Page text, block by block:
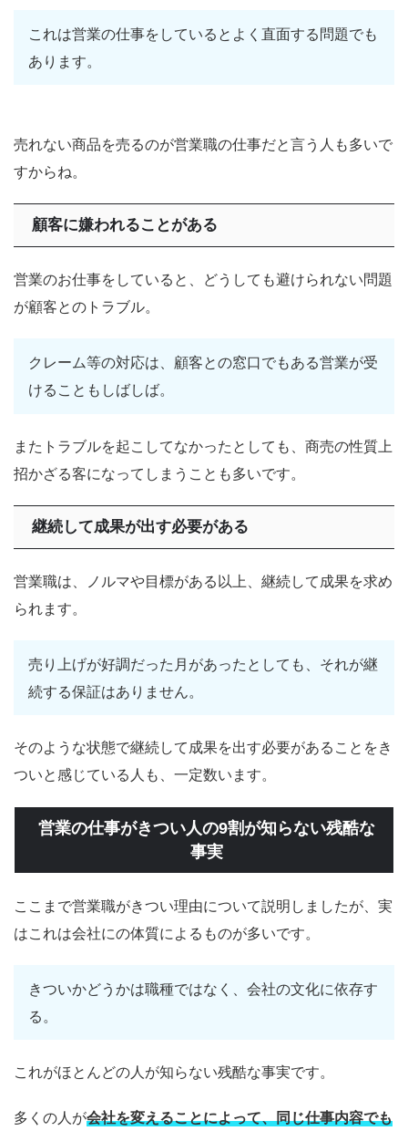
これは営業の仕事をしているとよく直面する問題でも
あります。
売れない商品を売るのが営業職の仕事だと言う人も多いで
すからね。
顧客に嫌われることがある
営業のお仕事をしていると、どうしても避けられない問題
が顧客とのトラブル。
クレーム等の対応は、顧客との窓口でもある営業が受
けることもしばしば。
またトラブルを起こしてなかったとしても、商売の性質上
招かざる客になってしまうことも多いです。
継続して成果が出す必要がある
営業職は、ノルマや目標がある以上、継続して成果を求め
られます。
売り上げが好調だった月があったとしても、それが継
続する保証はありません。
そのような状態で継続して成果を出す必要があることをき
ついと感じている人も、一定数います。
営業の仕事がきつい人の9割が知らない残酷な
事実
ここまで営業職がきつい理由について説明しましたが、実
はこれは会社にの体質によるものが多いです。
きついかどうかは職種ではなく、会社の文化に依存す
る。
これがほとんどの人が知らない残酷な事実です。
多くの人が会社を変えることによって、同じ仕事内容でも